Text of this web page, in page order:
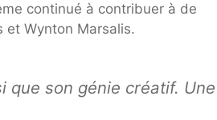
continué à contribuer à de
et Wynton Marsalis.
que son génie créatif. Une